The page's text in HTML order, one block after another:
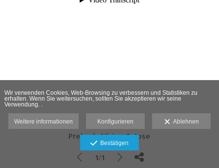
Preboda Miriam & Jose
1/1
Wir verwenden Cookies, Web-Browsing zu verbessern und Statistiken zu
erhalten. Wenn Sie weitersuchen, sollten Sie akzeptieren wir seine
Verwendung. .
Weitere informationen Konfigurieren Ablehnen
Bestätigen